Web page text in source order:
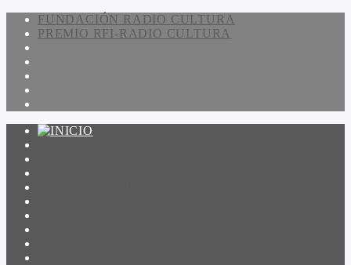
FUNDACIÓN RADIO CULTURA
PREMIO RFI-RADIO CULTURA